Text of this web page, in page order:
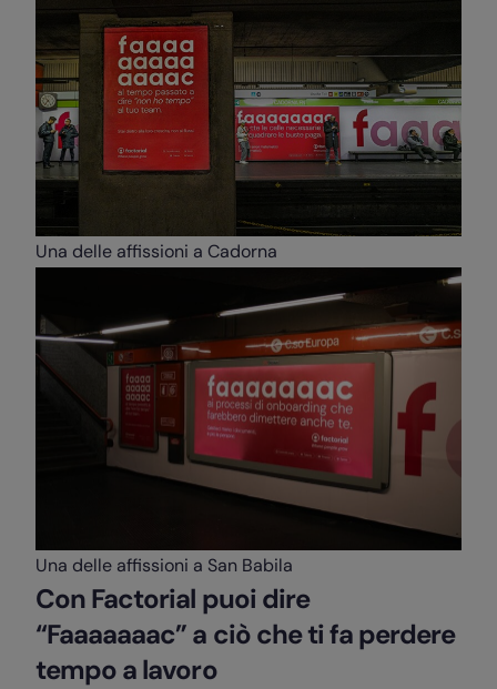
Una delle affissioni a Cadorna
Una delle affissioni a San Babila
Con Factorial puoi dire
“Faaaaaaac” a ciò che ti fa perdere
tempo a lavoro